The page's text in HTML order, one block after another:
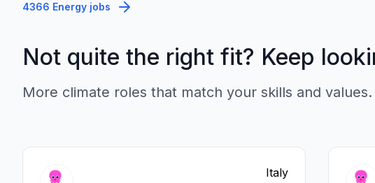
4366 Energy jobs
Not quite the right fit? Keep
More climate roles that match your skills and values.
Italy